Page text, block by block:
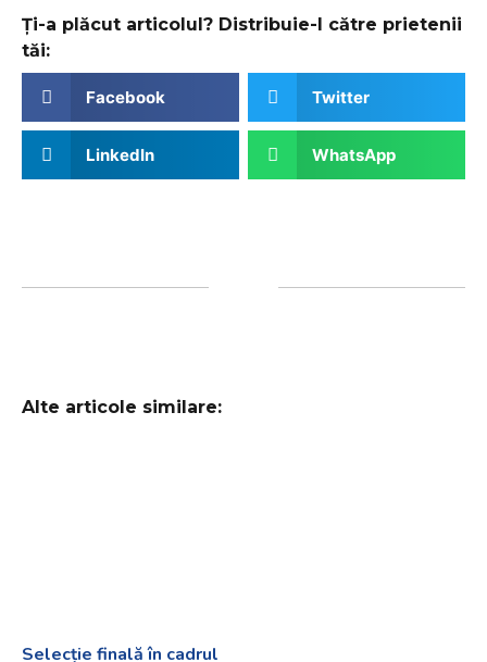
Ți-a plăcut articolul? Distribuie-l către prietenii
tăi:
Facebook Twitter
LinkedIn WhatsApp
Alte articole similare:
Selecție finală în cadrul